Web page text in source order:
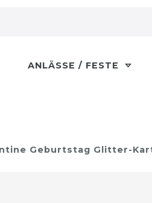
ANLÄSSE / FESTE
Geburtstag Glitter-